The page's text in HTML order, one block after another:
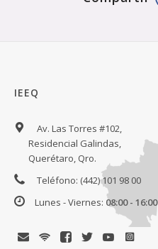
IEEQ
Av. Las Torres #102,
Residencial Galindas,
Querétaro, Qro.
Teléfono: (442) 101 98 00
Lunes - Viernes: 08:00 - 16:00